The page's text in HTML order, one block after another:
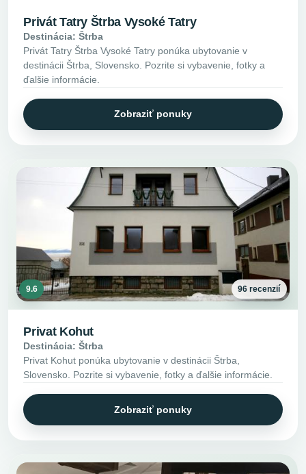
Privát Tatry Štrba Vysoké Tatry
Destinácia: Štrba
Privát Tatry Štrba Vysoké Tatry ponúka ubytovanie v
destinácii Štrba, Slovensko. Pozrite si vybavenie, fotky a
ďalšie informácie.
Zobraziť ponuky
9.6 96 recenzií
Privat Kohut
Destinácia: Štrba
Privat Kohut ponúka ubytovanie v destinácii Štrba,
Slovensko. Pozrite si vybavenie, fotky a ďalšie informácie.
Zobraziť ponuky